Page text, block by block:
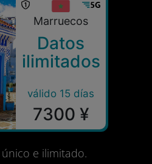
Marruecos
Datos
ilimitados
válido 15 días
7300 ¥
e ilimitado.